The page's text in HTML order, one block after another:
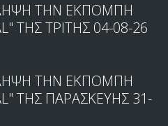
ΤΗΝ ΕΚΠΟΜΠΗ
ΤΗΣ ΤΡΙΤΗΣ 04-08-26
ΤΗΝ ΕΚΠΟΜΠΗ
ΤΗΣ ΠΑΡΑΣΚΕΥΗΣ 31-